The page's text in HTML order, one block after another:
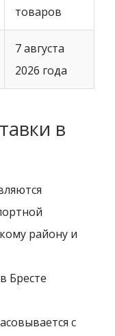
товаров
7 августа
2026 года
в
району и
Бресте
с